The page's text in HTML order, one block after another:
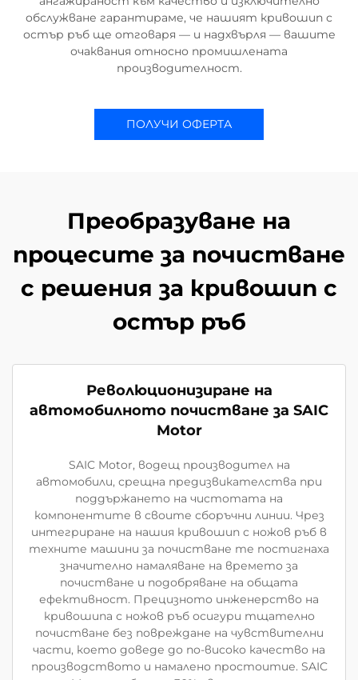
обслужване гарантираме, че нашият кривошип с
остър ръб ще отговаря — и надхвърля — вашите
очаквания относно промишлената
производителност.
ПОЛУЧИ ОФЕРТА
Преобразуване на
процесите за почистване
с решения за кривошип с
остър ръб
Революционизиране на
автомобилното почистване за SAIC
Motor
SAIC Motor, водещ производител на
автомобили, срещна предизвикателства при
поддържането на чистотата на
компонентите в своите сборъчни линии. Чрез
интегриране на нашия кривошип с ножов ръб в
техните машини за почистване те постигнаха
значително намаляване на времето за
почистване и подобряване на общата
ефективност. Прецизното инженерство на
кривошипа с ножов ръб осигури тщателно
почистване без повреждане на чувствителни
части, което доведе до по-високо качество на
производството и намалено простоитие. SAIC